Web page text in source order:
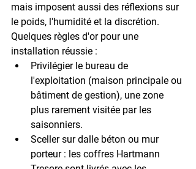
mais imposent aussi des réflexions sur
le poids, l'humidité et la discrétion.
Quelques règles d'or pour une
installation réussie :
Privilégier le bureau de
l'exploitation (maison principale ou
bâtiment de gestion), une zone
plus rarement visitée par les
saisonniers.
Sceller sur dalle béton ou mur
porteur : les coffres Hartmann